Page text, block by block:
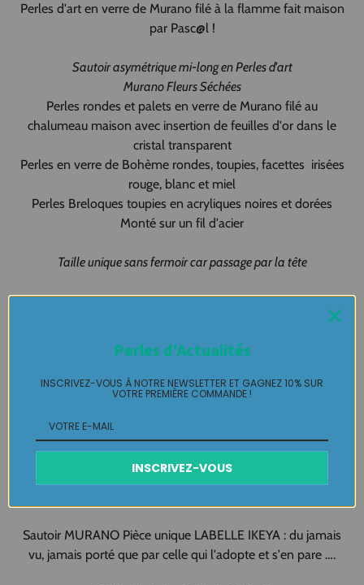
Perles d'art en verre de Murano filé à la flamme fait maison
par Pasc@l !
Sautoirasymétrique mi-long en Perles d'art
Murano Fleurs Séchées
Perles rondes et palets en verre de Murano filé au
chalumeau maison avec insertion de feuilles d'or dans le
cristal transparent
Perles en verre de Bohème rondes, toupies, facettes irisées
rouge, blanc et miel
Perles Breloques toupies en acryliques noires et dorées
Monté sur un fil d'acier
Taille unique sans fermoir car passage par la tête
Longueur sautoir de 2 x 36 cm soit longueur totale de72 cm
Facile à porter et à assortir à votre garde robe d'un coup de
baguette magique !
Livré avec emballage cadeau prêt à offrir !!!
Made In Pau - Made in France
Création artisanale, Création originale
Sautoir MURANO Pièce unique LABELLE IKEYA : du jamais
vu, jamais porté que par celle qui l'adopte et s'en pare ….
Perles d'Actualités
INSCRIVEZ-VOUS À NOTRE NEWSLETTER ET GAGNEZ 10% SUR
VOTRE PREMIÈRE COMMANDE !
INSCRIVEZ-VOUS